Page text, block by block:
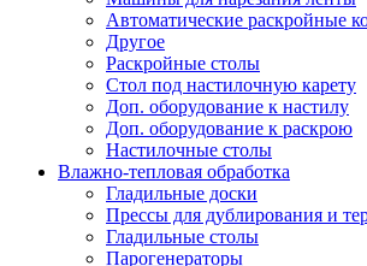
Автоматические раскройные
Другое
Раскройные столы
Стол под настилочную карету
Доп. оборудование к настилу
Доп. оборудование к раскрою
Настилочные столы
Влажно-тепловая обработка
Гладильные доски
Прессы для дублирования и
Гладильные столы
Парогенераторы